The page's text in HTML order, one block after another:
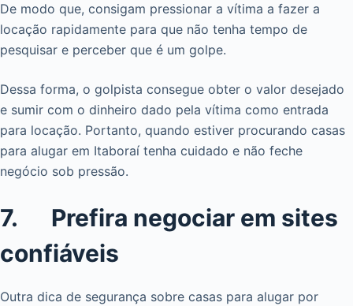
De modo que, consigam pressionar a vítima a fazer a
locação rapidamente para que não tenha tempo de
pesquisar e perceber que é um golpe.
Dessa forma, o golpista consegue obter o valor desejado
e sumir com o dinheiro dado pela vítima como entrada
para locação. Portanto, quando estiver procurando casas
para alugar em Itaboraí tenha cuidado e não feche
negócio sob pressão.
7. Prefira negociar em sites
confiáveis
Outra dica de segurança sobre casas para alugar por